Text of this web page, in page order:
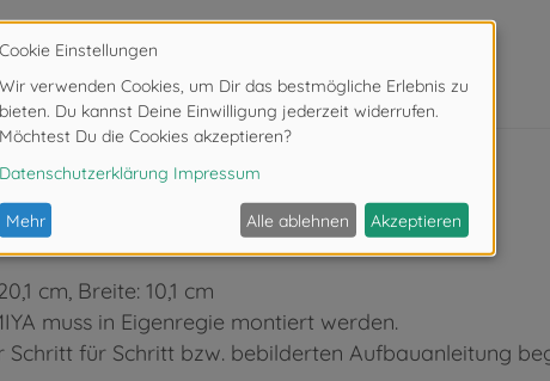
cm, Breite: 10,1 cm
muss in Eigenregie montiert werden.
für Schritt bzw. bebilderten Aufbauanleitung